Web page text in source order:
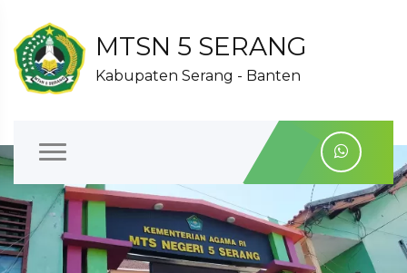
MTSN 5 SERANG
Kabupaten Serang - Banten